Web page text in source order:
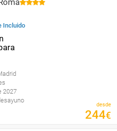
Incluido
2027
desde
244€